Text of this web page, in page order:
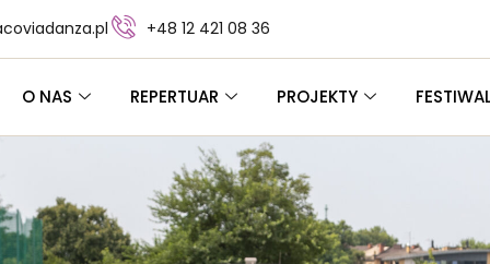
+48 12 421 08 36
O NAS REPERTUAR PROJEKTY